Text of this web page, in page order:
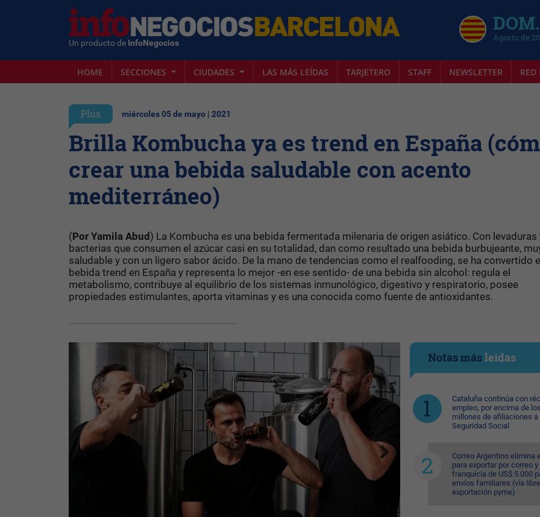
Un producto de InfoNegocios Agosto de
HOME SECCIONES CIUDADES LAS MÁS LEÍDAS TARJETERO STAFF NEWSLETTER RED
Plus miércoles 05 de mayo | 2021
Brilla Kombucha ya es trend en España
crear una bebida saludable con acento
mediterráneo)
(Por Yamila Abud ) La Kombucha es una bebida fermentada milenaria de origen asiático. Con levaduras
bacterias que consumen el azúcar casi en su totalidad, dan como resultado una bebida burbujeante,
saludable y con un ligero sabor ácido. De la mano de tendencias como el realfooding, se ha convertido
bebida trend en España y representa lo mejor -en ese sentido- de una bebida sin alcohol: regula el
metabolismo, contribuye al equilibrio de los sistemas inmunológico, digestivo y respiratorio, posee
propiedades estimulantes, aporta vitaminas y es una conocida como fuente de antioxidantes.
Notas másleídas
Cataluña continúa con
empleo, por encima de
millones de afiliaciones a
Seguridad Social
Correo Argentino elimina
para exportar por correo y
franquicia de US$ 5.000
envíos familiares (vía
exportación pyme)